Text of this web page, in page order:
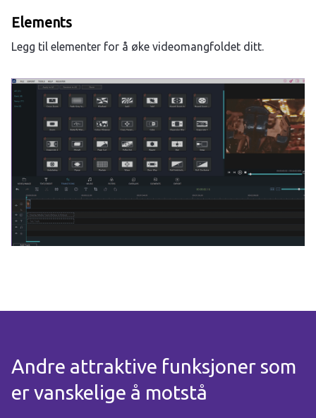
Elements
Legg til elementer for å øke videomangfoldet ditt.
Andre attraktive funksjoner som
er vanskelige å motstå